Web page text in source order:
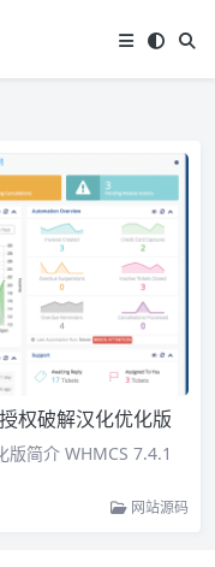
权破解汉化优化版
版简介 WHMCS 7.4.1
网站源码